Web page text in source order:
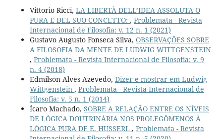
Vittorio Ricci, LA LIBERTÀ DELL’IDEA ASSOLUTA O
PURA E DEL SUO CONCETTO: , Problemata - Revista
Internacional de Filosofia: v. 12 n. 1 (2021)
Gustavo Augusto Fonseca Silva, OBSERVAÇÕES SOBRE
A FILOSOFIA DA MENTE DE LUDWIG WITTGENSTEIN
, Problemata - Revista Internacional de Filosofia: v. 9
n. 4 (2018)
Edmilson Alves Azevedo, Dizer e mostrar em Ludwig
Wittgenstein , Problemata - Revista Internacional de
Filosofia: v. 5 n. 1 (2014)
Ícaro Machado, SOBRE A RELAÇÃO ENTRE OS NÍVEIS
DE LÓGICA DOUTRINÁRIA NOS PROLEGÔMENOS À
LÓGICA PURA DE E. HUSSERL , Problemata - Revista